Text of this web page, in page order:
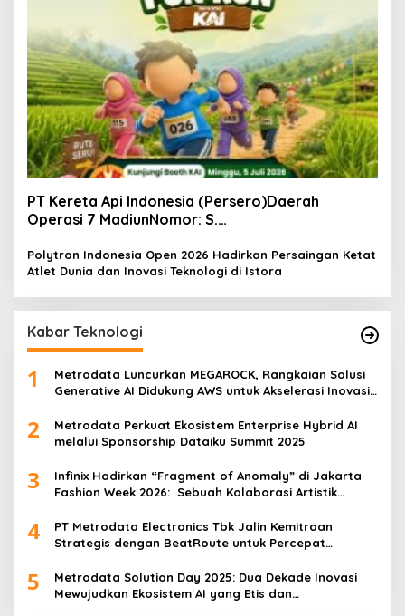
PT Kereta Api Indonesia (Persero)Daerah
Operasi 7 MadiunNomor: S.
Polytron Indonesia Open 2026 Hadirkan Persaingan Ketat
Atlet Dunia dan Inovasi Teknologi di Istora
Kabar Teknologi
1
Metrodata Luncurkan MEGAROCK, Rangkaian Solusi
Generative AI Didukung AWS untuk Akselerasi Inovasi
2
Metrodata Perkuat Ekosistem Enterprise Hybrid AI
melalui Sponsorship Dataiku Summit 2025
3
Infinix Hadirkan “Fragment of Anomaly” di Jakarta
Fashion Week 2026: Sebuah Kolaborasi Artistik
Eksperimen Robotik ‘R.AT.S’ Lab
4
PT Metrodata Electronics Tbk Jalin Kemitraan
Strategis dengan BeatRoute untuk Percepat
5
Metrodata Solution Day 2025: Dua Dekade Inovasi
Mewujudkan Ekosistem AI yang Etis dan